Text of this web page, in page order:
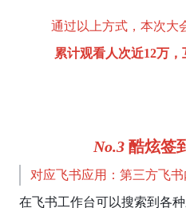
通过以上方式，本次大
累计观看人次近12万，
No.3 酷炫签
对应飞书应用：第三方飞
在飞书工作台可以搜索到各